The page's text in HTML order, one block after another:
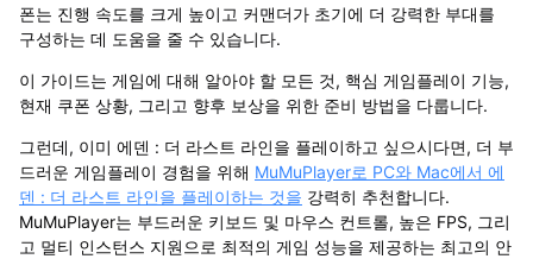
폰는 진행 속도를 크게 높이고 커맨더가 초기에 더 강력한 부대를
구성하는 데 도움을 줄 수 있습니다.
이 가이드는 게임에 대해 알아야 할 모든 것, 핵심 게임플레이 기능,
현재 쿠폰 상황, 그리고 향후 보상을 위한 준비 방법을 다룹니다.
그런데, 이미 에덴 : 더 라스트 라인을 플레이하고 싶으시다면, 더 부
드러운 게임플레이 경험을 위해 MuMuPlayer로 PC와 Mac에서 에
덴 : 더 라스트 라인을 플레이하는 것을 강력히 추천합니다.
MuMuPlayer는 부드러운 키보드 및 마우스 컨트롤, 높은 FPS, 그리
고 멀티 인스턴스 지원으로 최적의 게임 성능을 제공하는 최고의 안